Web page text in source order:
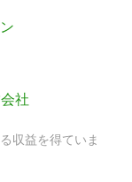
社
収益を得ていま